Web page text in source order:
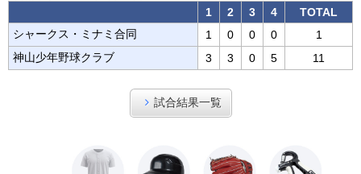
1
2 3 4
TOTAL
シャークス・ミナミ合同
1 0 0 0
1
神山少年野球クラブ
3 3 0 5 11
試合結果一覧